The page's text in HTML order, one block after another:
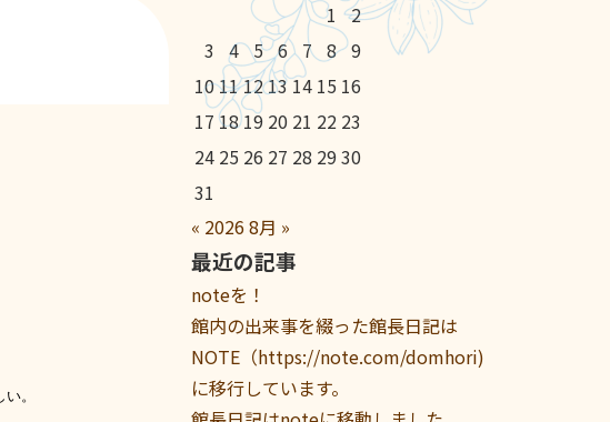
。
1
2
3 4 5 6 7 8 9
1011121314 15 16
17 18 19 20 21 22 23
24 25 26 27 28 2930
31
« 20268月 »
最近の記事
noteを！
館内の出来事を綴った館長日記は
NOTE（https://note.com/domhori)
に移行しています。